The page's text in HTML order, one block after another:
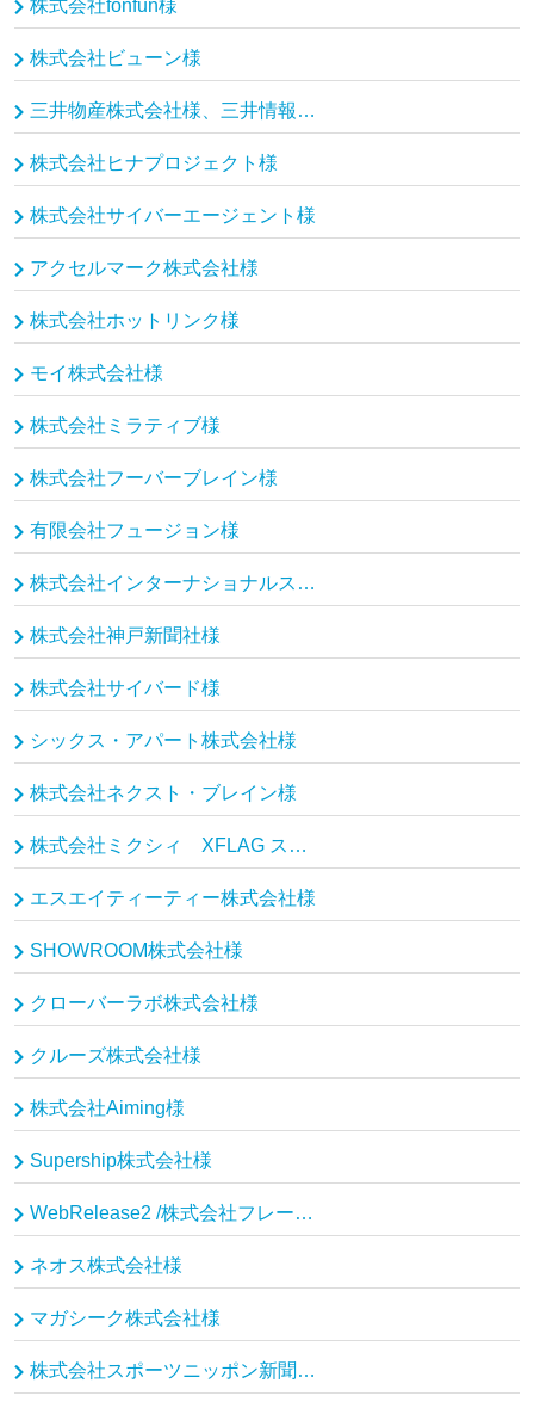
株式会社fonfun様
株式会社ビューン様
三井物産株式会社様、三井情報株式会社様
株式会社ヒナプロジェクト様
株式会社サイバーエージェント様
アクセルマーク株式会社様
株式会社ホットリンク様
モイ株式会社様
株式会社ミラティブ様
株式会社フーバーブレイン様
有限会社フュージョン様
株式会社インターナショナルスポーツマーケティング様
株式会社神戸新聞社様
株式会社サイバード様
シックス・アパート株式会社様
株式会社ネクスト・ブレイン様
株式会社ミクシィ XFLAG スタジオ様
エスエイティーティー株式会社様
SHOWROOM株式会社様
クローバーラボ株式会社様
クルーズ株式会社様
株式会社Aiming様
Supership株式会社様
WebRelease2 /株式会社フレームワークスソフトウェア様
ネオス株式会社様
マガシーク株式会社様
株式会社スポーツニッポン新聞社様